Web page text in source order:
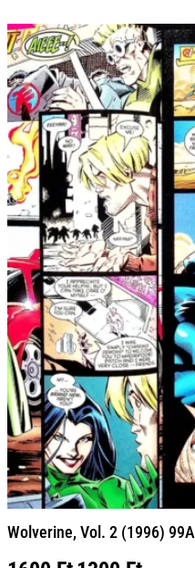
Wolverine, Vol. 2 (1996) 99A